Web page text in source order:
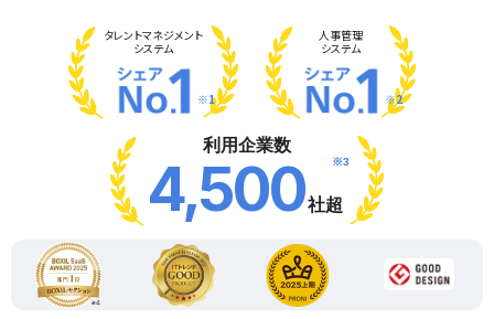
タレントマネジメント
システム
※1
人事管理
システム
※2
利用企業数
4,500社超
※3